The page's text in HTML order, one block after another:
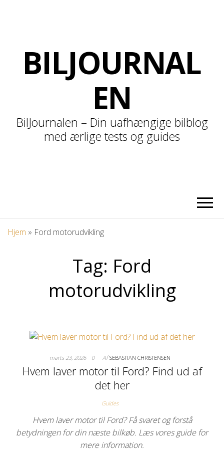
BILJOURNAL
EN
BilJournalen – Din uafhængige bilblog
med ærlige tests og guides
Hjem » Ford motorudvikling
Tag: Ford
motorudvikling
marts 23, 2026 0 Af SEBASTIAN CHRISTENSEN
Hvem laver motor til Ford? Find ud af
det her
Guides
Hvem laver motor til Ford? Få svaret og forstå
betydningen for din næste bilkøb. Læs vores guide for
mere information.